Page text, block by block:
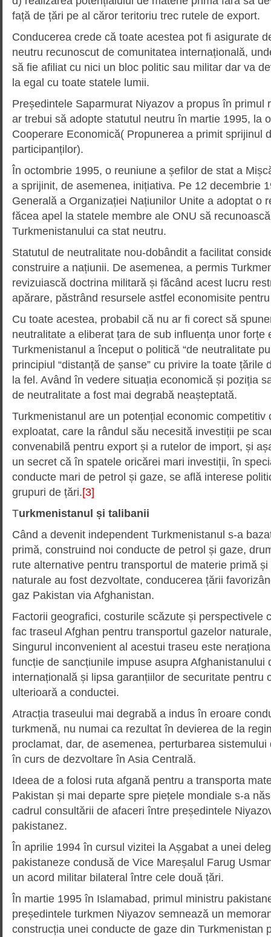
față de țări pe al căror teritoriu trec rutele de export.
Conducerea crede că toate acestea pot fi asigurate
neutru recunoscut de comunitatea internațională,
să fie afiliat cu nici un bloc politic sau militar dar va
la egal cu toate statele lumii.
Președintele Saparmurat Niyazov a propus în primul
ar trebui să adopte statutul neutru în martie 1995, la
Cooperare Economică( Propunerea a primit sprijinul
participanților).
În octombrie 1995, o reuniune a șefilor de stat a
a sprijinit, de asemenea, inițiativa. Pe 12 decembrie
Generală a Organizației Națiunilor Unite a adoptat o
făcea apel la statele membre ale ONU să
Turkmenistanului ca stat neutru.
Statutul de neutralitate nou-dobândit a facilitat
construire a națiunii. De asemenea, a permis
revizuiască doctrina militară și făcând acest lucru
apărare, păstrând resursele astfel economisite
Cu toate acestea, probabil că nu ar fi corect să
neutralitate a eliberat țara de sub influența unor forțe
Turkmenistanul a început o politică “de neutralitate
principiul “distanță de șanse” cu privire la toate țările
la fel. Având în vedere situația economică și poziția
de neutralitate a fost mai degrabă neașteptată.
Turkmenistanul are un potențial economic competitiv
exploatat, care la rândul său necesită investiții pe
convenabilă pentru export și a rutelor de import, și
un secret că în spatele oricărei mari investiții, în
conducte mari de petrol și gaze, se află interese
grupuri de țări.[3]
Turkmenistanul și talibanii
Când a devenit independent Turkmenistanul s-a
primă, construind noi conducte de petrol și gaze,
rute alternative pentru transportul de materie primă
naturale au fost dezvoltate, conducerea țării
gaz Pakistan via Afghanistan.
Factorii geografici, costurile scăzute și perspectivele
fac traseul Afghan pentru transportul gazelor
Singurul inconvenient al acestui traseu este
funcție de sancțiunile impuse asupra Afghanistanului
internațională și lipsa garanțiilor de securitate pentru
ulterioară a conductei.
Atracția traseului mai degrabă a indus în eroare
turkmenă, nu numai ca rezultat în devierea de la
proclamat, dar, de asemenea, perturbarea
în curs de dezvoltare în Asia Centrală.
Ideea de a folosi ruta afgană pentru a transporta
Pakistan și mai departe spre piețele mondiale s-a
cadrul consultării de afaceri între președintele
pakistanez.
În aprilie 1994 în cursul vizitei la Așgabat a unei
pakistaneze condusă de Vice Mareșalul Farug
un acord militar bilateral între cele două țări.
În martie 1995 în Islamabad, primul ministru
președintele turkmen Niyazov semnează un
construcția unei conducte de gaze din Turkmenistan